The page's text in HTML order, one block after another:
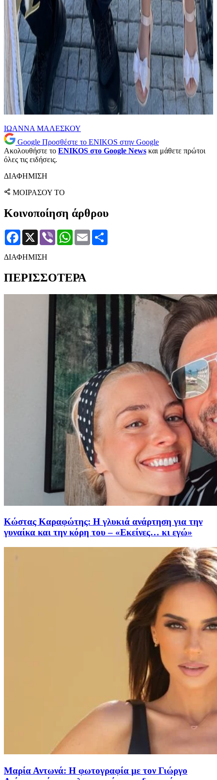
ΙΩΑΝΝΑ ΜΑΛΕΣΚΟΥ
Google Προσθέστε το ENIKOS στην Google
Ακολουθήστε το ENIKOS στο Google News και μάθετε πρώτοι
όλες τις ειδήσεις.
ΔΙΑΦΗΜΙΣΗ
ΜΟΙΡΑΣΟΥ ΤΟ
Κοινοποίηση άρθρου
Facebook
X Viber WhatsApp
Email
ΔΙΑΦΗΜΙΣΗ
ΠΕΡΙΣΣΟΤΕΡΑ
Κώστας Καραφώτης: Η γλυκιά ανάρτηση για την
γυναίκα και την κόρη του – «Εκείνες… κι εγώ»
Μαρία Αντωνά: Η φωτογραφία με τον Γιώργο